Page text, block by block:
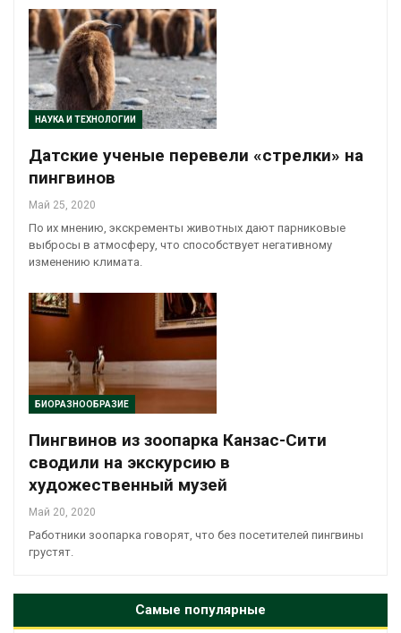
НАУКА И ТЕХНОЛОГИИ
Датские ученые перевели «стрелки» на
пингвинов
Май 25, 2020
По их мнению, экскременты животных дают парниковые
выбросы в атмосферу, что способствует негативному
изменению климата.
БИОРАЗНООБРАЗИЕ
Пингвинов из зоопарка Канзас-Сити
сводили на экскурсию в
художественный музей
Май 20, 2020
Работники зоопарка говорят, что без посетителей пингвины
грустят.
Самые популярные